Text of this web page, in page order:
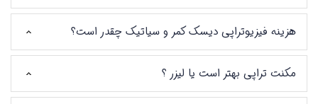
هزینه فیزیوتراپی دیسک کمر و سیاتیک چقدر است؟
مکنت تراپی بهتر است یا لیزر ؟